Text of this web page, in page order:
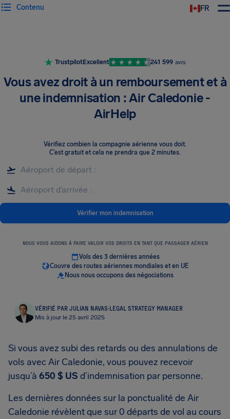
FR
Contenu
TrustpilotExcellent 241 599 avis
Vous avez droit à un remboursement et à
une indemnisation : Air Caledonie -
AirHelp
Vérifiez combien la compagnie aérienne vous doit.
C’est gratuit et cela ne prendra que 2 minutes.
Vérifier mon indemnisation
NOUS VOUS AIDONS À FAIRE VALOIR VOS DROITS EN TANT QUE PASSAGER AÉRIEN
Vols des 3 dernières années
Couvre des routes aériennes mondiales et en UE
Nous nous occupons des négociations
VÉRIFIÉ PAR JULIAN NAVAS·LEGAL STRATEGY MANAGER
Mis à jour le 25 avril 2025
Si vous avez subi des retards ou des annulations de
vols avec Air Caledonie, vous pouvez recevoir
jusqu’à 650 $ US d’indemnisation par personne.
Les dernières données sur la ponctualité de Air
Caledonie révèlent que sur 0 départs de vol au cours